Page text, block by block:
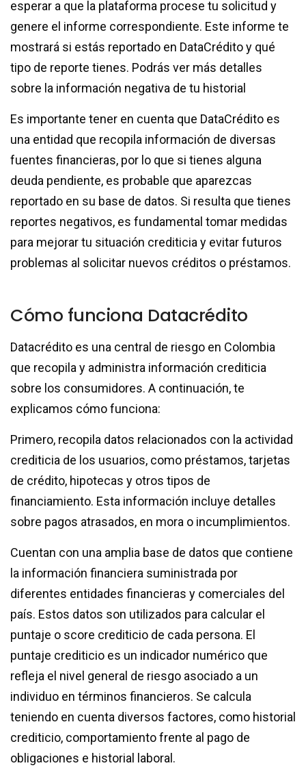
esperar a que la plataforma procese tu solicitud y
genere el informe correspondiente. Este informe te
mostrará si estás reportado en DataCrédito y qué
tipo de reporte tienes. Podrás ver más detalles
sobre la información negativa de tu historial
Es importante tener en cuenta que DataCrédito es
una entidad que recopila información de diversas
fuentes financieras, por lo que si tienes alguna
deuda pendiente, es probable que aparezcas
reportado en su base de datos. Si resulta que tienes
reportes negativos, es fundamental tomar medidas
para mejorar tu situación crediticia y evitar futuros
problemas al solicitar nuevos créditos o préstamos.
Cómo funciona Datacrédito
Datacrédito es una central de riesgo en Colombia
que recopila y administra información crediticia
sobre los consumidores. A continuación, te
explicamos cómo funciona:
Primero, recopila datos relacionados con la actividad
crediticia de los usuarios, como préstamos, tarjetas
de crédito, hipotecas y otros tipos de
financiamiento. Esta información incluye detalles
sobre pagos atrasados, en mora o incumplimientos.
Cuentan con una amplia base de datos que contiene
la información financiera suministrada por
diferentes entidades financieras y comerciales del
país. Estos datos son utilizados para calcular el
puntaje o score crediticio de cada persona. El
puntaje crediticio es un indicador numérico que
refleja el nivel general de riesgo asociado a un
individuo en términos financieros. Se calcula
teniendo en cuenta diversos factores, como historial
crediticio, comportamiento frente al pago de
obligaciones e historial laboral.